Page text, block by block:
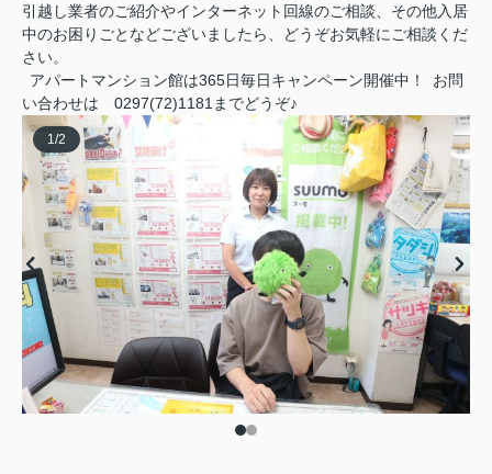
引越し業者のご紹介やインターネット回線のご相談、その他入居
中のお困りごとなどございましたら、どうぞお気軽にご相談くだ
さい。
アパートマンション館は365日毎日キャンペーン開催中！ お問
い合わせは 0297(72)1181までどうぞ♪
1/2